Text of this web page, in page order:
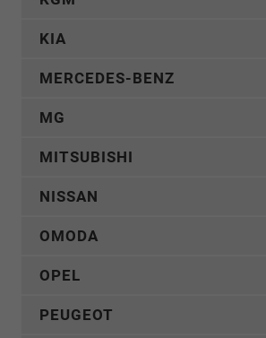
KIA
MERCEDES-BENZ
MG
MITSUBISHI
NISSAN
OMODA
OPEL
PEUGEOT